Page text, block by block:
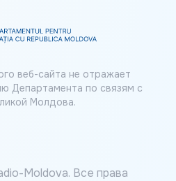
веб-сайта не отражает
Департамента по связям с
Молдова.
Moldova. Все права